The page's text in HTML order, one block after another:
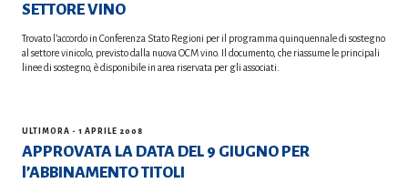
SETTORE VINO
Trovato l’accordo in Conferenza Stato Regioni per il programma quinquennale di sostegno
al settore vinicolo, previsto dalla nuova OCM vino. Il documento, che riassume le principali
linee di sostegno, è disponibile in area riservata per gli associati.
ULTIMORA - 1 APRILE 2008
APPROVATA LA DATA DEL 9 GIUGNO PER
l’ABBINAMENTO TITOLI